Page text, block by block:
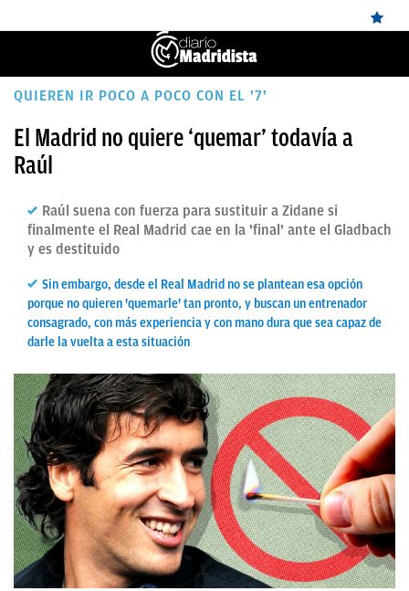
ÚLTIMAS
REAL
BALONCESTO
DIRECTO
PAPARAZZI
OKDIARIO
QUIEREN IR POCO A POCO CON EL '7'
El Madrid no quiere ‘quemar’ todavía a
Raúl
Raúl suena con fuerza para sustituir a Zidane si
finalmente el Real Madrid cae en la 'final' ante el Gladbach
y es destituido
Sin embargo, desde el Real Madrid no se plantean esa opción
porque no quieren 'quemarle' tan pronto, y buscan un entrenador
consagrado, con más experiencia y con mano dura que sea capaz de
darle la vuelta a esta situación